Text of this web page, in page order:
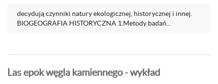
decydują czynniki natury ekologicznej, historycznej i innej.
BIOGEOGRAFIA HISTORYCZNA 1.Metody badań...
Las epok węgla kamiennego - wykład